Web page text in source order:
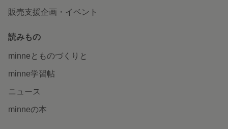
販売支援企画・イベント
読みもの
minneとものづくりと
minne学習帖
ニュース
minneの本